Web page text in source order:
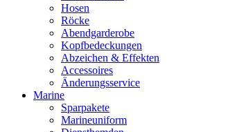
Hosen
Röcke
Abendgarderobe
Kopfbedeckungen
Abzeichen & Effekten
Accessoires
Änderungsservice
Marine
Sparpakete
Marineuniform